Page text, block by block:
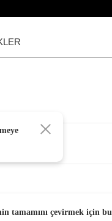
tamamını çevirmek için bu